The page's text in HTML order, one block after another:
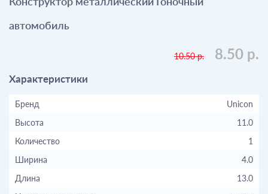
автомобиль
10.50 р. 8.50 р.
Характеристики
Бренд
Unicon
Высота
11.0
Количество
1
Ширина
4.0
Длина
13.0